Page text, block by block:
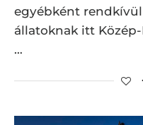
egyébként
állatoknak itt
…